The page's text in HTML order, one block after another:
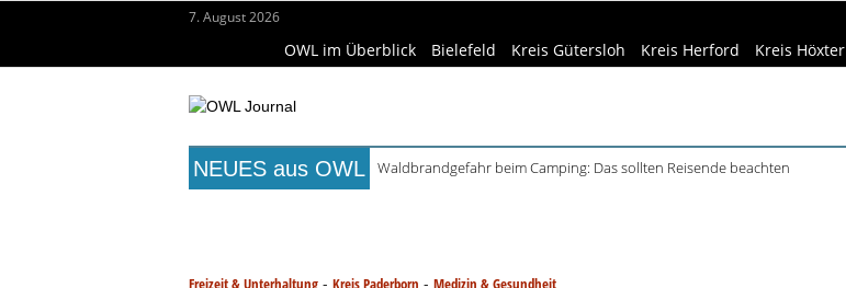
7. August 2026
OWL im Überblick Bielefeld Kreis Gütersloh Kreis Herford Kreis Höxter
NEUES aus OWL
Waldbrandgefahr beim Camping: Das sollten Reisende beachten
Freizeit & Unterhaltung - Kreis Paderborn - Medizin & Gesundheit